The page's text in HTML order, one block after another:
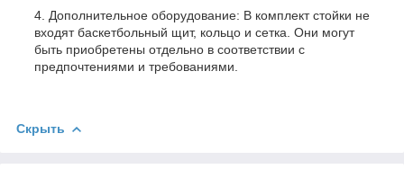
Дополнительное оборудование: В комплект стойки не
входят баскетбольный щит, кольцо и сетка. Они могут
быть приобретены отдельно в соответствии с
предпочтениями и требованиями.
Скрыть